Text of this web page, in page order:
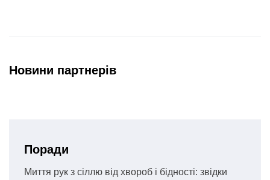
Новини партнерів
Поради
Миття рук з сіллю від хвороб і бідності: звідки